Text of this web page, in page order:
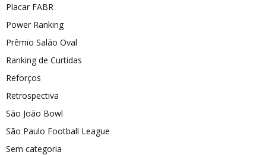
Placar FABR
Power Ranking
Prêmio Salão Oval
Ranking de Curtidas
Reforços
Retrospectiva
São João Bowl
São Paulo Football League
Sem categoria